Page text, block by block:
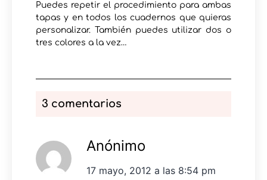
Puedes repetir el procedimiento para ambas
tapas y en todos los cuadernos que quieras
personalizar. También puedes utilizar dos o
tres colores a la vez…
3 comentarios
Anónimo
17 mayo, 2012 a las 8:54 pm